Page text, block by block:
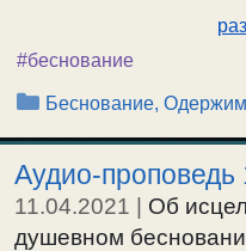
#беснование
Рубрики
Беснование,
Аудио-проповедь
11.04.2021 | Об
душевном